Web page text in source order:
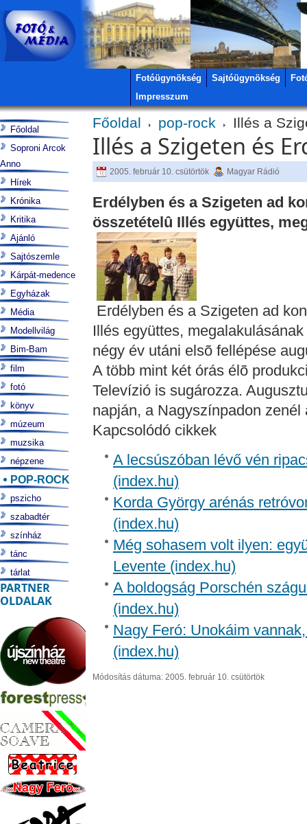
Fotóügynökség Sajtóügynökség
Impresszum
Főoldal pop-rock Illés a
Illés a Szigeten és
2005. február 10. csütörtök Magyar Rádió
Erdélyben és a Szigeten ad
összetételû Illés együttes,
Erdélyben és a Szigeten ad
Illés együttes,
négy év utáni elsõ fellépése
A több mint két órás élõ
Televízió is sugározza.
napján, a Nagyszínpadon zenél
Kapcsolódó cikkek
A lecsúszóban lévő vén
(index.hu)
Korda György arénás
(index.hu)
Még sohasem volt ilyen:
Levente (index.hu)
A boldogság Porschén
(index.hu)
Nagy Feró: Unokáim
(index.hu)
Módosítás dátuma: 2005. február 10. csütörtök
Főoldal
Soproni Arcok
Anno
Hírek
Krónika
Kritika
Ajánló
Sajtószemle
Kárpát-medence
Egyházak
Média
Modellvilág
Bim-Bam
film
fotó
könyv
múzeum
muzsika
népzene
POP-ROCK
pszicho
szabadtér
színház
tánc
tárlat
PARTNER
OLDALAK